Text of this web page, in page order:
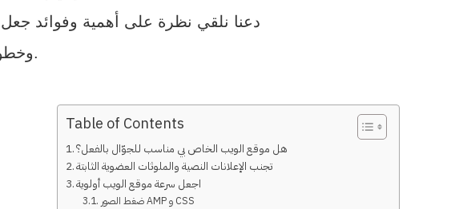
دعنا نلقي نظرة على أهمية وفوائد
وخطوات تقديم تجربة رائعة للعملاء.
Table of Contents
هل موقع الويب الخاص بي مناسب للجوّال بالفعل؟
تجنب الإعلانات النصية والملوثات العضوية الثابتة
اجعل سرعة موقع الويب أولوية
ضغط الصور AMP و CSS